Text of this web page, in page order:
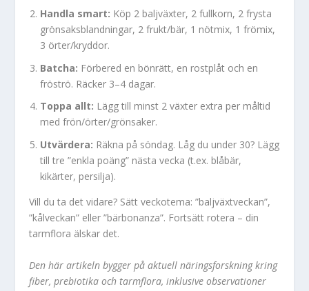
Handla smart: Köp 2 baljväxter, 2 fullkorn, 2 frysta
grönsaksblandningar, 2 frukt/bär, 1 nötmix, 1 frömix,
3 örter/kryddor.
Batcha: Förbered en bönrätt, en rostplåt och en
fröströ. Räcker 3–4 dagar.
Toppa allt: Lägg till minst 2 växter extra per måltid
med frön/örter/grönsaker.
Utvärdera: Räkna på söndag. Låg du under 30? Lägg
till tre ”enkla poäng” nästa vecka (t.ex. blåbär,
kikärter, persilja).
Vill du ta det vidare? Sätt veckotema: ”baljväxtveckan”,
”kålveckan” eller ”bärbonanza”. Fortsätt rotera – din
tarmflora älskar det.
Den här artikeln bygger på aktuell näringsforskning kring
fiber, prebiotika och tarmflora, inklusive observationer